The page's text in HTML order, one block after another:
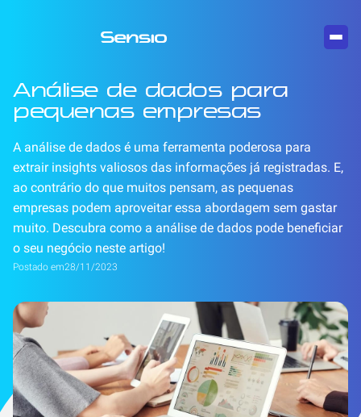
Análise de dados para
pequenas empresas
A análise de dados é uma ferramenta poderosa para
extrair insights valiosos das informações já registradas. E,
ao contrário do que muitos pensam, as pequenas
empresas podem aproveitar essa abordagem sem gastar
muito. Descubra como a análise de dados pode beneficiar
o seu negócio neste artigo!
Postado em28/11/2023